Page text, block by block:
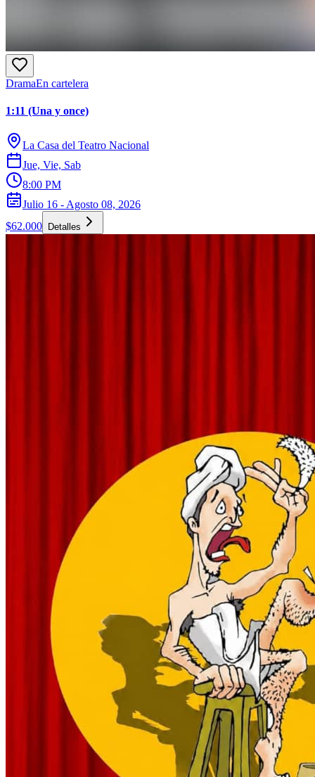
DramaEn cartelera
1:11 (Una y once)
La Casa del Teatro Nacional
Jue, Vie, Sab
8:00 PM
Julio 16 - Agosto 08, 2026
$62.000
Detalles